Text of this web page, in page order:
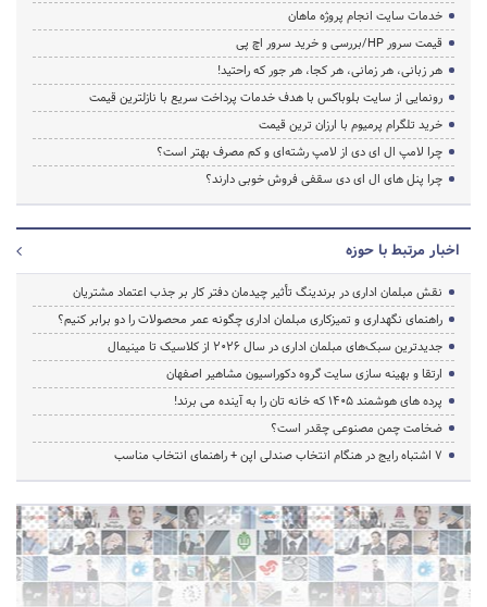
خدمات سایت انجام پروژه ماهان
قیمت سرور HP/بررسی و خرید سرور اچ پی
هر زبانی، هر زمانی، هر کجا، هر جور که راحتید!
رونمایی از سایت بلوباکس با هدف خدمات پرداخت سریع با نازلترین قیمت
خرید تلگرام پرمیوم با ارزان ترین قیمت
چرا لامپ ال ای دی از لامپ رشته‌ای و کم مصرف بهتر است؟
چرا پنل های ال ای دی سقفی فروش خوبی دارند؟
اخبار مرتبط با حوزه
نقش مبلمان اداری در برندینگ تأثیر چیدمان دفتر کار بر جذب اعتماد مشتریان
راهنمای نگهداری و تمیزکاری مبلمان اداری چگونه عمر محصولات را دو برابر کنیم؟
جدیدترین سبک‌های مبلمان اداری در سال ۲۰۲۶ از کلاسیک تا مینیمال
ارتقا و بهینه سازی سایت گروه دکوراسیون مشاهیر اصفهان
پرده‌ های هوشمند ۱۴۰۵ که خانه‌ تان را به آینده می‌ برند!
ضخامت چمن مصنوعی چقدر است؟
۷ اشتباه رایج در هنگام انتخاب صندلی اپن + راهنمای انتخاب مناسب